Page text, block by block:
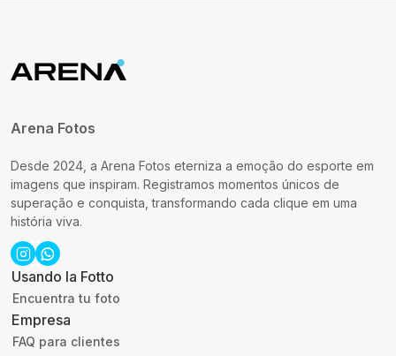
Arena Fotos
Desde 2024, a Arena Fotos eterniza a emoção do esporte em
imagens que inspiram. Registramos momentos únicos de
superação e conquista, transformando cada clique em uma
história viva.
Usando la Fotto
Encuentra tu foto
Empresa
FAQ para clientes